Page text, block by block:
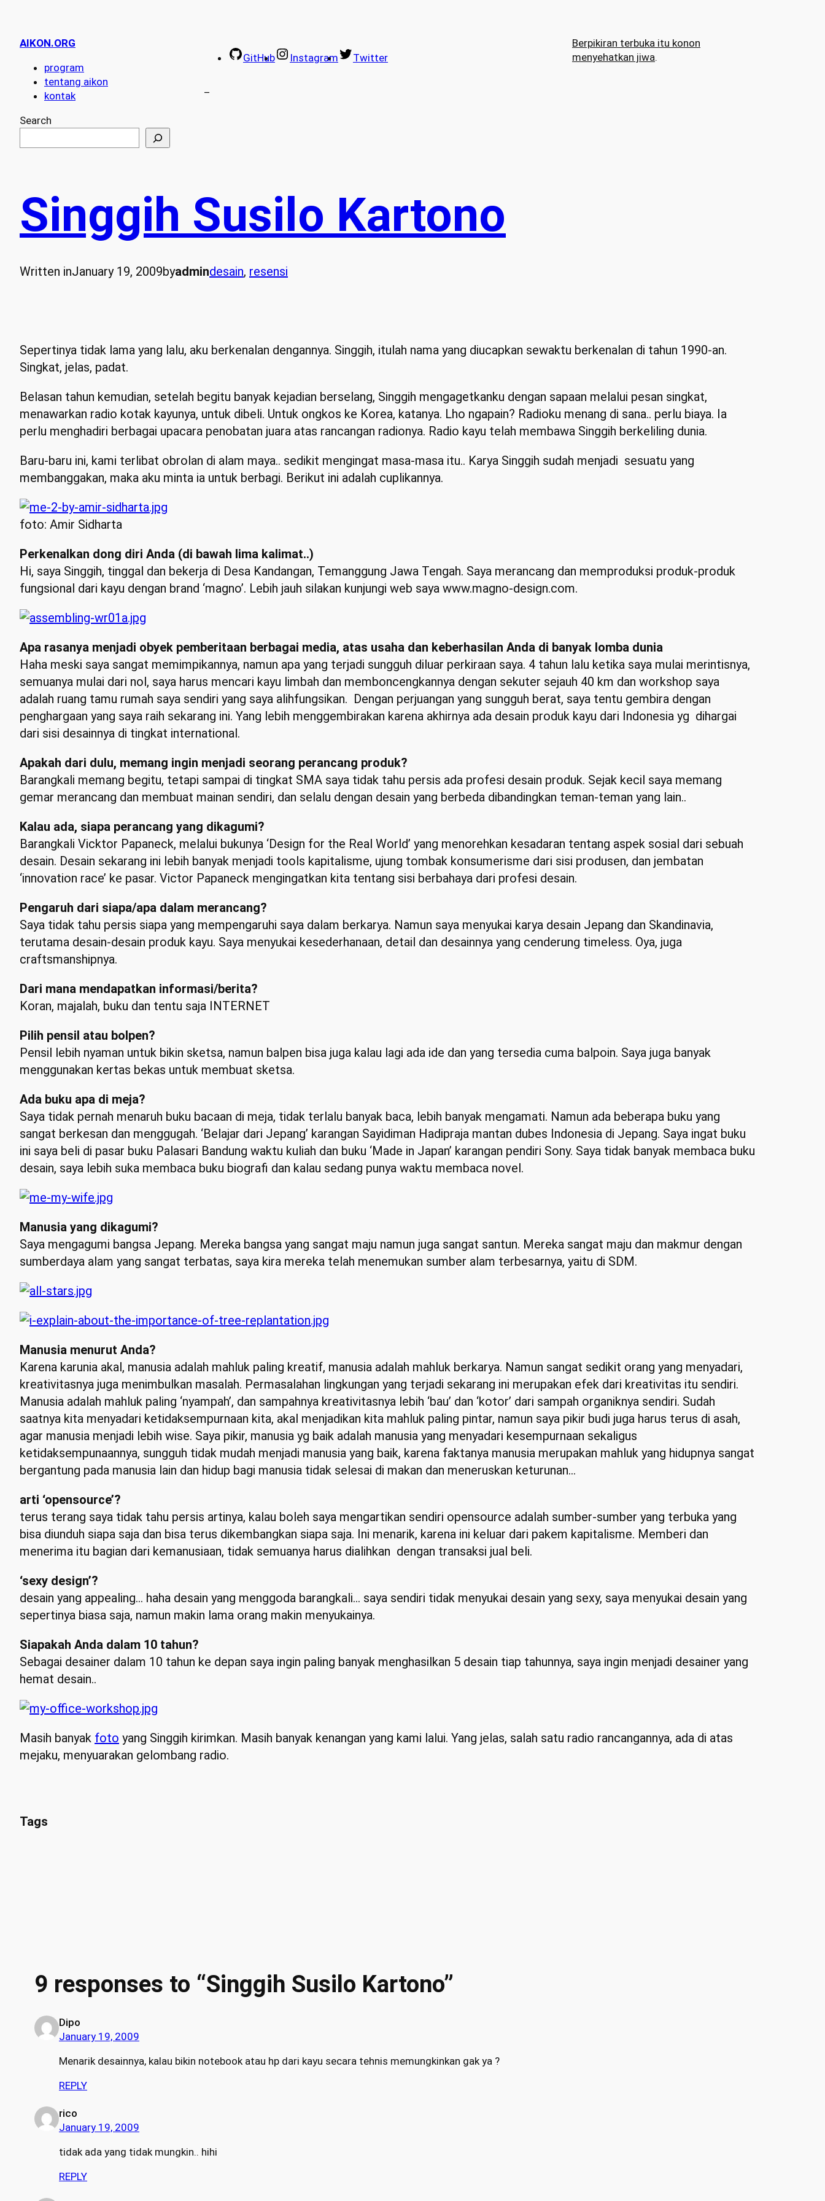
AIKON.ORG
program
tentang aikon
kontak
Search
GitHub Instagram Twitter
–
Berpikiran terbuka itu konon
menyehatkan jiwa.
Singgih Susilo Kartono
Written inJanuary 19, 2009byadmindesain, resensi
Sepertinya tidak lama yang lalu, aku berkenalan dengannya. Singgih, itulah nama yang diucapkan sewaktu berkenalan di tahun 1990-an.
Singkat, jelas, padat.
Belasan tahun kemudian, setelah begitu banyak kejadian berselang, Singgih mengagetkanku dengan sapaan melalui pesan singkat,
menawarkan radio kotak kayunya, untuk dibeli. Untuk ongkos ke Korea, katanya. Lho ngapain? Radioku menang di sana.. perlu biaya. Ia
perlu menghadiri berbagai upacara penobatan juara atas rancangan radionya. Radio kayu telah membawa Singgih berkeliling dunia.
Baru-baru ini, kami terlibat obrolan di alam maya.. sedikit mengingat masa-masa itu.. Karya Singgih sudah menjadi sesuatu yang
membanggakan, maka aku minta ia untuk berbagi. Berikut ini adalah cuplikannya.
foto: Amir Sidharta
Perkenalkan dong diri Anda (di bawah lima kalimat..)
Hi, saya Singgih, tinggal dan bekerja di Desa Kandangan, Temanggung Jawa Tengah. Saya merancang dan memproduksi produk-produk
fungsional dari kayu dengan brand ‘magno’. Lebih jauh silakan kunjungi web saya www.magno-design.com.
Apa rasanya menjadi obyek pemberitaan berbagai media, atas usaha dan keberhasilan Anda di banyak lomba dunia
Haha meski saya sangat memimpikannya, namun apa yang terjadi sungguh diluar perkiraan saya. 4 tahun lalu ketika saya mulai merintisnya,
semuanya mulai dari nol, saya harus mencari kayu limbah dan memboncengkannya dengan sekuter sejauh 40 km dan workshop saya
adalah ruang tamu rumah saya sendiri yang saya alihfungsikan. Dengan perjuangan yang sungguh berat, saya tentu gembira dengan
penghargaan yang saya raih sekarang ini. Yang lebih menggembirakan karena akhirnya ada desain produk kayu dari Indonesia yg dihargai
dari sisi desainnya di tingkat international.
Apakah dari dulu, memang ingin menjadi seorang perancang produk?
Barangkali memang begitu, tetapi sampai di tingkat SMA saya tidak tahu persis ada profesi desain produk. Sejak kecil saya memang
gemar merancang dan membuat mainan sendiri, dan selalu dengan desain yang berbeda dibandingkan teman-teman yang lain..
Kalau ada, siapa perancang yang dikagumi?
Barangkali Vicktor Papaneck, melalui bukunya ‘Design for the Real World’ yang menorehkan kesadaran tentang aspek sosial dari sebuah
desain. Desain sekarang ini lebih banyak menjadi tools kapitalisme, ujung tombak konsumerisme dari sisi produsen, dan jembatan
‘innovation race’ ke pasar. Victor Papaneck mengingatkan kita tentang sisi berbahaya dari profesi desain.
Pengaruh dari siapa/apa dalam merancang?
Saya tidak tahu persis siapa yang mempengaruhi saya dalam berkarya. Namun saya menyukai karya desain Jepang dan Skandinavia,
terutama desain-desain produk kayu. Saya menyukai kesederhanaan, detail dan desainnya yang cenderung timeless. Oya, juga
craftsmanshipnya.
Dari mana mendapatkan informasi/berita?
Koran, majalah, buku dan tentu saja INTERNET
Pilih pensil atau bolpen?
Pensil lebih nyaman untuk bikin sketsa, namun balpen bisa juga kalau lagi ada ide dan yang tersedia cuma balpoin. Saya juga banyak
menggunakan kertas bekas untuk membuat sketsa.
Ada buku apa di meja?
Saya tidak pernah menaruh buku bacaan di meja, tidak terlalu banyak baca, lebih banyak mengamati. Namun ada beberapa buku yang
sangat berkesan dan menggugah. ‘Belajar dari Jepang’ karangan Sayidiman Hadipraja mantan dubes Indonesia di Jepang. Saya ingat buku
ini saya beli di pasar buku Palasari Bandung waktu kuliah dan buku ‘Made in Japan’ karangan pendiri Sony. Saya tidak banyak membaca buku
desain, saya lebih suka membaca buku biografi dan kalau sedang punya waktu membaca novel.
Manusia yang dikagumi?
Saya mengagumi bangsa Jepang. Mereka bangsa yang sangat maju namun juga sangat santun. Mereka sangat maju dan makmur dengan
sumberdaya alam yang sangat terbatas, saya kira mereka telah menemukan sumber alam terbesarnya, yaitu di SDM.
Manusia menurut Anda?
Karena karunia akal, manusia adalah mahluk paling kreatif, manusia adalah mahluk berkarya. Namun sangat sedikit orang yang menyadari,
kreativitasnya juga menimbulkan masalah. Permasalahan lingkungan yang terjadi sekarang ini merupakan efek dari kreativitas itu sendiri.
Manusia adalah mahluk paling ‘nyampah’, dan sampahnya kreativitasnya lebih ‘bau’ dan ‘kotor’ dari sampah organiknya sendiri. Sudah
saatnya kita menyadari ketidaksempurnaan kita, akal menjadikan kita mahluk paling pintar, namun saya pikir budi juga harus terus di asah,
agar manusia menjadi lebih wise. Saya pikir, manusia yg baik adalah manusia yang menyadari kesempurnaan sekaligus
ketidaksempunaannya, sungguh tidak mudah menjadi manusia yang baik, karena faktanya manusia merupakan mahluk yang hidupnya sangat
bergantung pada manusia lain dan hidup bagi manusia tidak selesai di makan dan meneruskan keturunan…
arti ‘opensource’?
terus terang saya tidak tahu persis artinya, kalau boleh saya mengartikan sendiri opensource adalah sumber-sumber yang terbuka yang
bisa diunduh siapa saja dan bisa terus dikembangkan siapa saja. Ini menarik, karena ini keluar dari pakem kapitalisme. Memberi dan
menerima itu bagian dari kemanusiaan, tidak semuanya harus dialihkan dengan transaksi jual beli.
‘sexy design’?
desain yang appealing… haha desain yang menggoda barangkali… saya sendiri tidak menyukai desain yang sexy, saya menyukai desain yang
sepertinya biasa saja, namun makin lama orang makin menyukainya.
Siapakah Anda dalam 10 tahun?
Sebagai desainer dalam 10 tahun ke depan saya ingin paling banyak menghasilkan 5 desain tiap tahunnya, saya ingin menjadi desainer yang
hemat desain..
Masih banyak foto yang Singgih kirimkan. Masih banyak kenangan yang kami lalui. Yang jelas, salah satu radio rancangannya, ada di atas
mejaku, menyuarakan gelombang radio.
Tags
9 responses to “Singgih Susilo Kartono”
Dipo
January 19, 2009
Menarik desainnya, kalau bikin notebook atau hp dari kayu secara tehnis memungkinkan gak ya ?
REPLY
rico
January 19, 2009
tidak ada yang tidak mungkin.. hihi
REPLY